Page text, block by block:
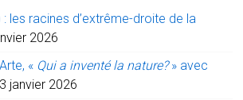
: les racines d’extrême-droite de la
2026
« Qui a inventé la nature?» avec
janvier 2026